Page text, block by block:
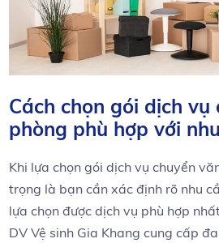
Cách chọn gói dịch vụ
phòng phù hợp với
Khi lựa chọn gói dịch vụ chuyển
trọng là bạn cần xác định rõ nhu
lựa chọn được ⁤dịch vụ phù hợp
DV Vệ sinh Gia Khang cung cấp